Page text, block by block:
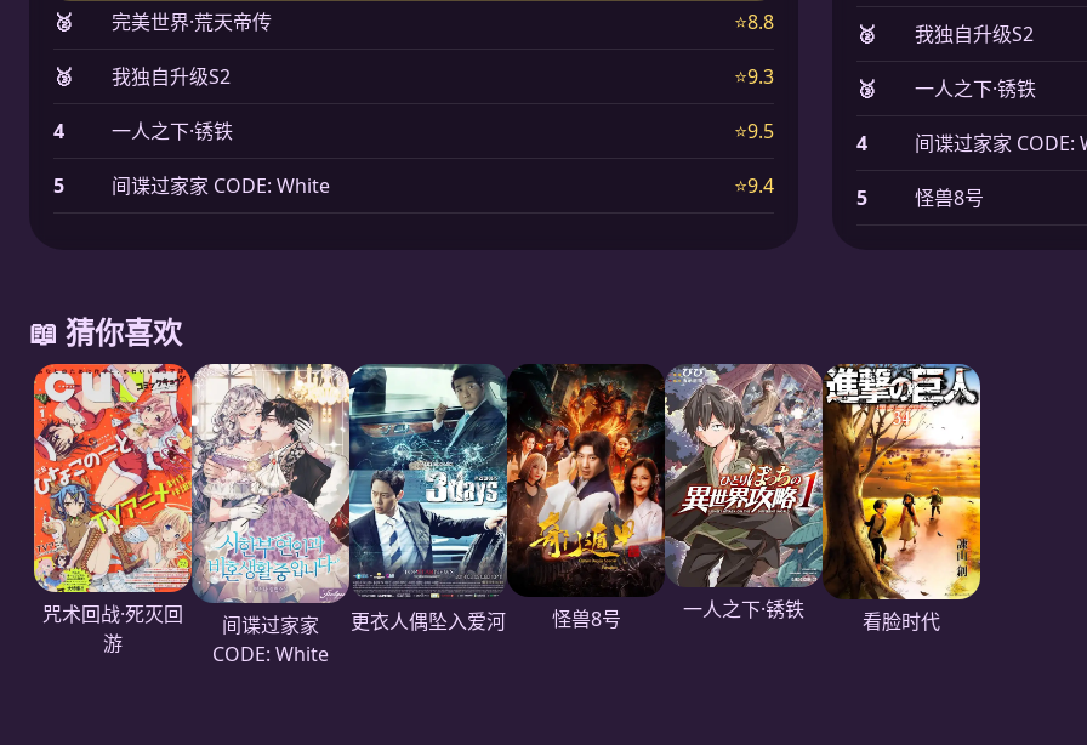
🥈
完美世界·荒天帝传 ⭐8.8
🥉 我独自升级S2 ⭐9.3
4 一人之下·锈铁 ⭐9.5
5 间谍过家家 CODE: White ⭐9.4
🥈 我独自升级S2
🥉 一人之下·锈铁
4 间谍过家家 CODE:
5 怪兽8号
📖 猜你喜欢
咒术回战·死灭回
游
间谍过家家
CODE: White
更衣人偶坠入爱河 怪兽8号 一人之下·锈铁 看脸时代